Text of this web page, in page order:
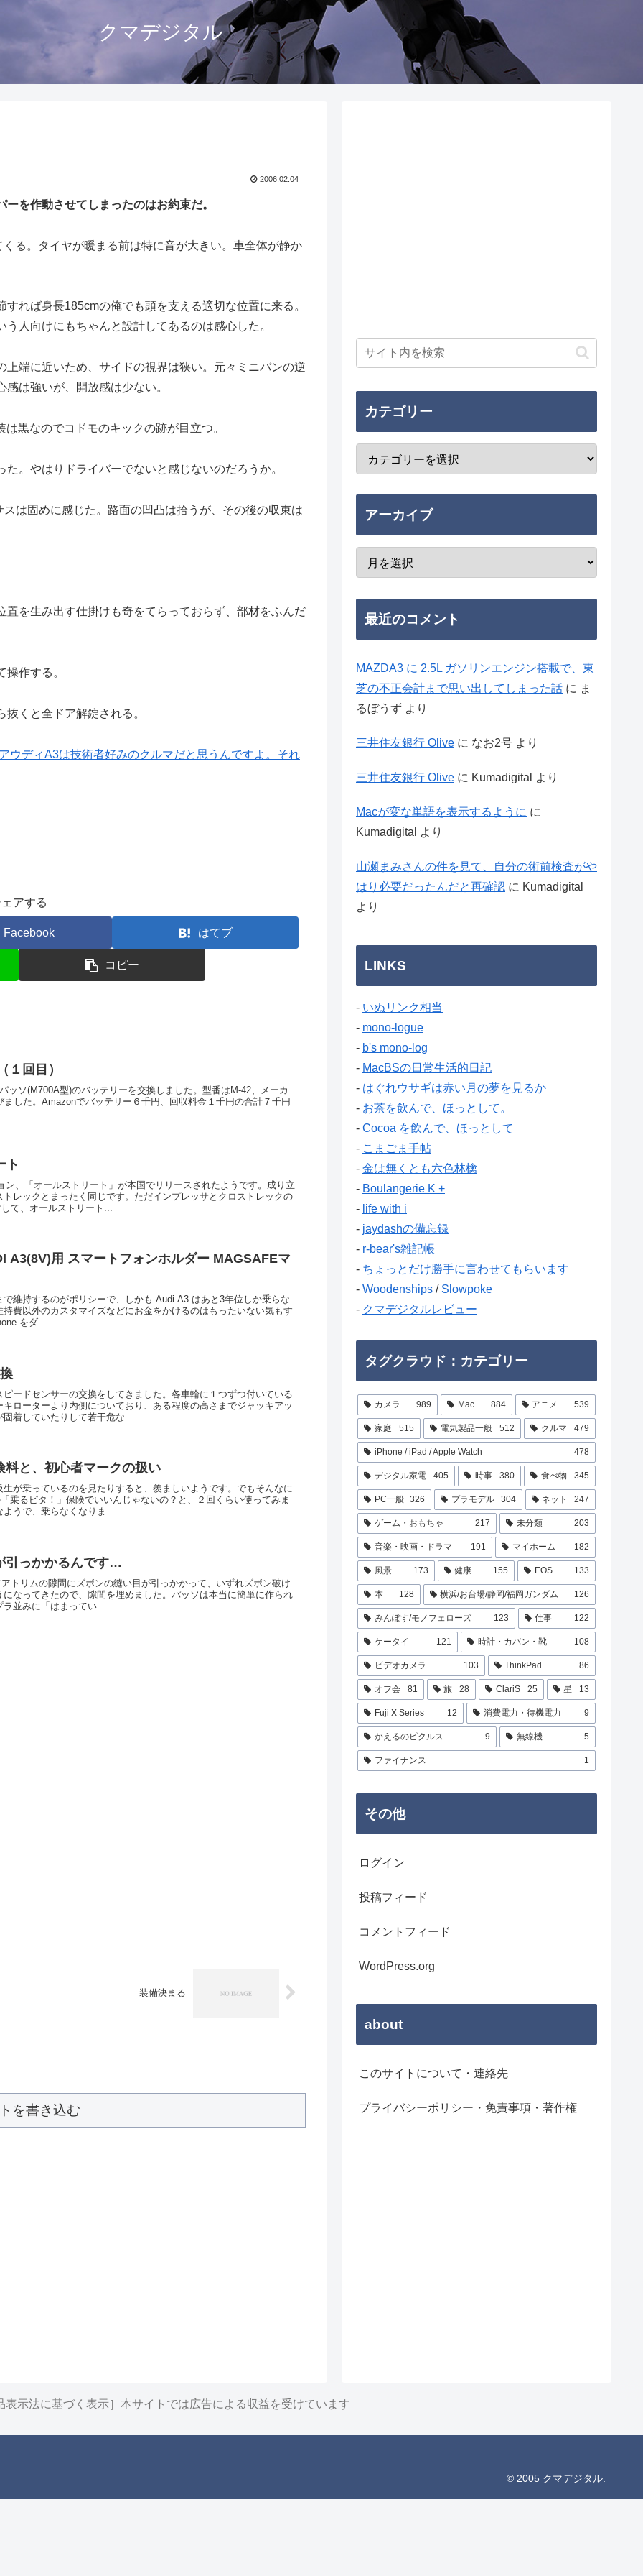
クマデジタル
2006.02.04
ーを作動させてしまったのはお約束だ。
る。タイヤが暖まる前は特に音が大きい。車全体が静か
れば身長185cmの俺でも頭を支える適切な位置に来る。
人向けにもちゃんと設計してあるのは感心した。
端に近いため、サイドの視界は狭い。元々ミニバンの逆
は強いが、開放感は少ない。
黒なのでコドモのキックの跡が目立つ。
。やはりドライバーでないと感じないのだろうか。
は固めに感じた。路面の凹凸は拾うが、その後の収束は
を生み出す仕掛けも奇をてらっておらず、部材をふんだ
作する。
くと全ドア解錠される。
ウディA3は技術者好みのクルマだと思うんですよ。それ
アする
Facebook はてブ
コピー
１回目）
ッソ(M700A型)のバッテリーを交換しました。型番はM-42、メーカ
した。Amazonでバッテリー６千円、回収料金１千円の合計７千円
ト
ン、「オールストリート」が本国でリリースされたようです。成り立
レックとまったく同じです。ただインプレッサとクロストレックの
て、オールストリート...
A3(8V)用 スマートフォンホルダー MAGSAFEマ
維持するのがポリシーで、しかも Audi A3 はあと3年位しか乗らな
費以外のカスタマイズなどにお金をかけるのはもったいない気もす
をダ...
ードセンサーの交換をしてきました。各車輪に１つずつ付いている
ローターより内側についており、ある程度の高さまでジャッキアッ
着していたりして若干危な...
料と、初心者マークの扱い
が乗っているのを見たりすると、羨ましいようです。でもそんなに
乗るピタ！」保険でいいんじゃないの？と、２回くらい使ってみま
うで、乗らなくなりま...
引っかかるんです…
トリムの隙間にズボンの縫い目が引っかかって、いずれズボン破け
なってきたので、隙間を埋めました。パッソは本当に簡単に作られ
並みに「はまってい...
装備決まる
を書き込む
カテゴリー
アーカイブ
最近のコメント
MAZDA3 に 2.5L ガソリンエンジン搭載で、東
芝の不正会計まで思い出してしまった話 に ま
るぼうず より
三井住友銀行 Olive に なお2号 より
三井住友銀行 Olive に Kumadigital より
Macが変な単語を表示するように に
Kumadigital
より
山瀬まみさんの件を見て、自分の術前検査がや
はり必要だったんだと再確認 に Kumadigital
より
LINKS
- いぬリンク相当
- mono-logue
- b's mono-log
- MacBSの日常生活的日記
- はぐれウサギは赤い月の夢を見るか
- お茶を飲んで、ほっとして。
- Cocoa を飲んで、ほっとして
- こまごま手帖
- 金は無くとも六色林檎
- Boulangerie K +
- life with i
- jaydashの備忘録
- r-bear's雑記帳
- ちょっとだけ勝手に言わせてもらいます
- Woodenships / Slowpoke
- クマデジタルレビュー
タグクラウド：カテゴリー
カメラ 989 Mac 884 アニメ 539
家庭 515 電気製品一般 512 クルマ 479
iPhone / iPad / Apple Watch 478
デジタル家電 405 時事 380 食べ物 345
PC一般 326 プラモデル 304 ネット 247
ゲーム・おもちゃ 217 未分類 203
音楽・映画・ドラマ 191 マイホーム 182
風景 173 健康 155 EOS 133
本 128 横浜/お台場/静岡/福岡ガンダム 126
みんぽす/モノフェローズ 123 仕事 122
ケータイ 121 時計・カバン・靴 108
ビデオカメラ 103 ThinkPad 86
オフ会 81 旅 28 ClariS 25 星 13
Fuji X Series 12 消費電力・待機電力 9
かえるのピクルス 9 無線機 5
ファイナンス 1
その他
ログイン
投稿フィード
コメントフィード
WordPress.org
about
このサイトについて・連絡先
プライバシーポリシー・免責事項・著作権
表示法に基づく表示］本サイトでは広告による収益を受けています
© 2005 クマデジタル.